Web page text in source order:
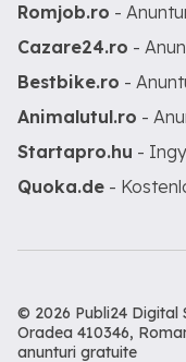
Romjob.ro -
Cazare24.ro -
Bestbike.ro -
Animalutul.ro -
Startapro.hu -
Quoka.de -
© 2026 Publi24 Digital
Oradea 410346,
anunturi gratuite